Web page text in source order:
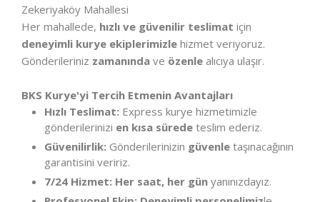
Zekeriyaköy Mahallesi
Her mahallede, hızlı ve güvenilir teslimat için
deneyimli kurye ekiplerimizle hizmet veriyoruz.
Gönderileriniz zamanında ve özenle alıcıya ulaşır.
BKS Kurye'yi Tercih Etmenin Avantajları
Hızlı Teslimat: Express kurye hizmetimizle
gönderilerinizi en kısa sürede teslim ederiz.
Güvenilirlik: Gönderilerinizin güvenle taşınacağının
garantisini veririz.
7/24 Hizmet: Her saat, her gün yanınızdayız.